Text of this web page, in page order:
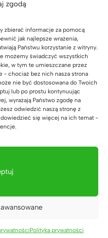
zgodą
zbierać informacje za pomocą
jak najlepsze wrażenia,
Państwu korzystanie z witryny.
możemy świadczyć wszystkich
w tym te umieszczane przez
- chociaż bez nich nasza strona
nie być dostosowana do Twoich
lub po prostu kontynuując
wyrażają Państwo zgodę na
odwiedzić naszą stronę z
się więcej na ich temat -
Polityka prywatności
się również…
Komoda do biura lub
gabinetu. Styl
nowoczesny, loft.
Czarna. szer. 140cm
Oceniono
5.00
(17)
3.239zł
Biurko dębowe biurowe
Loft Office Plus Prawe
Oceniono
3.999zł – 4.549złZakres